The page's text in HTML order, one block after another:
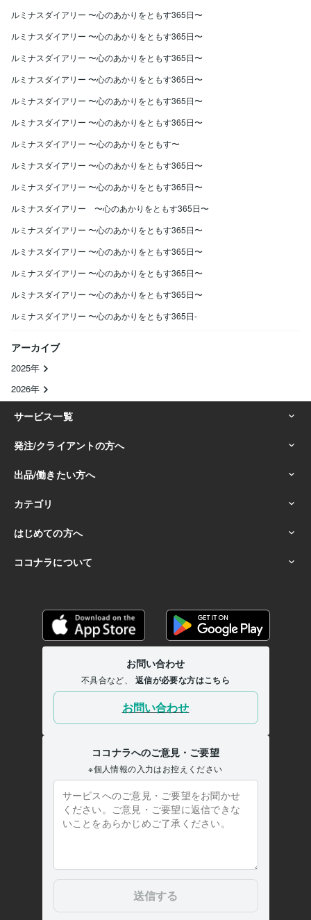
ルミナスダイアリー 〜心のあかりをともす365日〜
ルミナスダイアリー 〜心のあかりをともす365日〜
ルミナスダイアリー 〜心のあかりをともす365日〜
ルミナスダイアリー 〜心のあかりをともす365日〜
ルミナスダイアリー 〜心のあかりをともす365日〜
ルミナスダイアリー 〜心のあかりをともす365日〜
ルミナスダイアリー 〜心のあかりをともす〜
ルミナスダイアリー 〜心のあかりをともす365日〜
ルミナスダイアリー 〜心のあかりをともす365日〜
ルミナスダイアリー 〜心のあかりをともす365日〜
ルミナスダイアリー 〜心のあかりをともす365日〜
ルミナスダイアリー 〜心のあかりをともす365日〜
ルミナスダイアリー 〜心のあかりをともす365日〜
ルミナスダイアリー 〜心のあかりをともす365日〜
ルミナスダイアリー 〜心のあかりをともす365日-
アーカイブ
2025年
2026年